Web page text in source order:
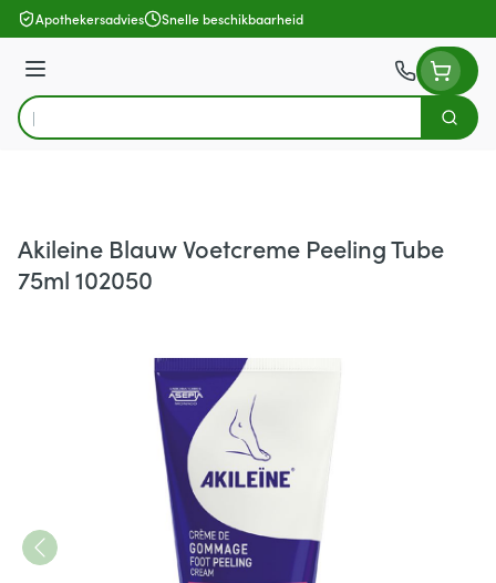
Ga naar de inhoud
Apothekersadvies Snelle beschikbaarheid
Menu
Product, merk, categorie...
Zoek
Akileine Blauw Voetcreme Peeling Tube
75ml 102050